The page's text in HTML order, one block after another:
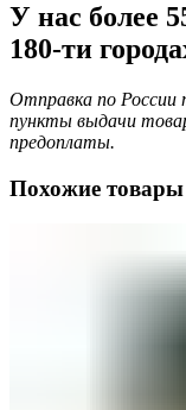
У нас более
180-ти
Отправка по России
пункты выдачи
предоплаты.
Похожие товары